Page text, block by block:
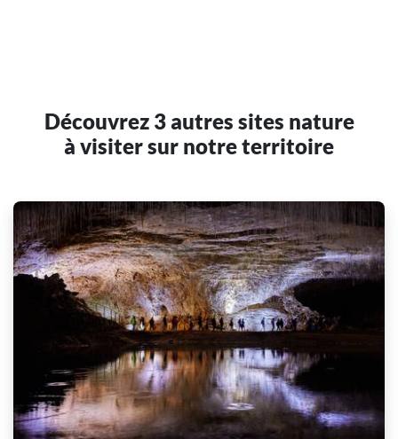
Découvrez 3 autres sites nature
à visiter sur notre territoire